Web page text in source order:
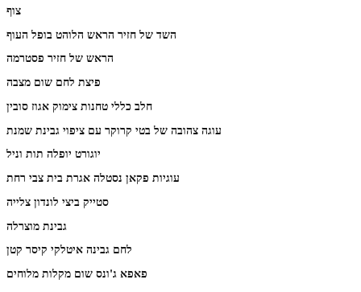
צוף
השד של חזיר הראש הלוהט בופל העוף
הראש של חזיר פסטרמה
פיצת לחם שום מצבה
חלב כללי טחנות צימוק אגוז סובין
עוגה צהובה של בטי קרוקר עם ציפוי גבינת שמנת
יוגורט יופלה תות וניל
עוגיות פקאן נסטלה אגרת בית צבי רחת
סטייק ביצי לונדון צלייה
גבינת מוצרלה
לחם גבינה איטלקי קיסר קטן
פאפא ג'ונס שום מקלות מלוחים